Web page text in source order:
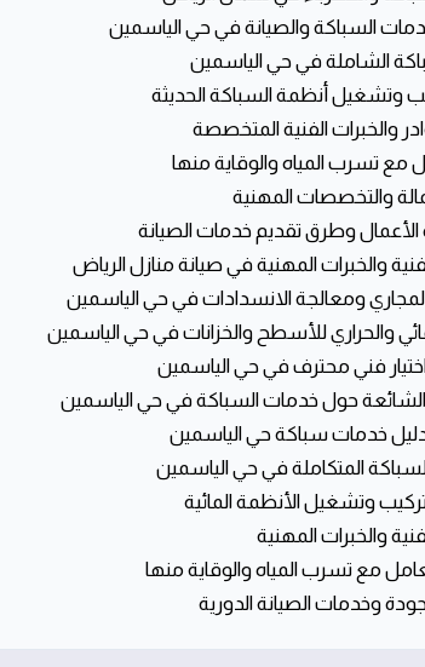
الشاملة في حي الياسمين
وتشغيل أنظمة السباكة الحديثة
والخبرات الفنية المتخصصة
مع تسرب المياه والوقاية منها
والتخصصات المهنية
وطرق تقديم خدمات الصيانة